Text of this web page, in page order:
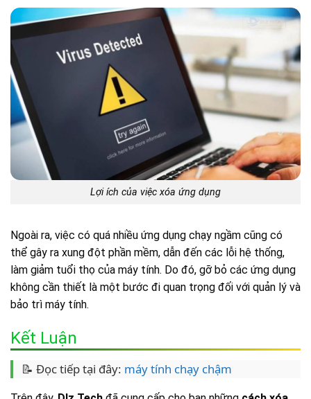
Lợi ích của việc xóa ứng dụng
Ngoài ra, việc có quá nhiều ứng dụng chạy ngầm cũng có
thể gây ra xung đột phần mềm, dẫn đến các lỗi hệ thống,
làm giảm tuổi thọ của máy tính. Do đó, gỡ bỏ các ứng dụng
không cần thiết là một bước đi quan trọng đối với quản lý và
bảo trì máy tính.
Kết Luận
📝 Đọc tiếp tại đây: máy tính chạy chậm